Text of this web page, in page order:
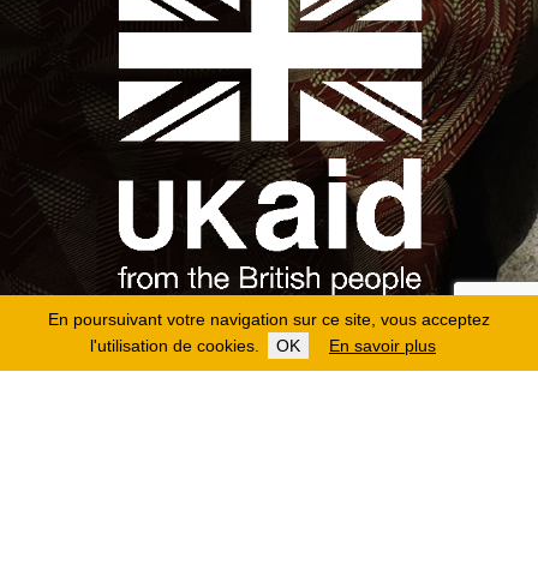
En poursuivant votre navigation sur ce site, vous acceptez
l'utilisation de cookies.
OK En savoir plus